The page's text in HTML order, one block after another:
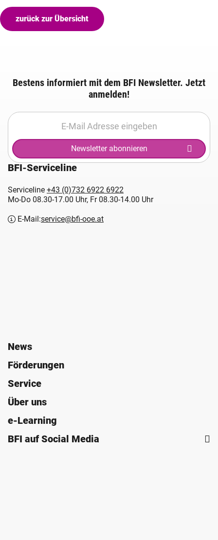
zurück zur Übersicht
Bestens informiert mit dem BFI Newsletter. Jetzt
anmelden!
Newsletter abonnieren
BFI-Serviceline
Serviceline +43 (0)732 6922 6922
Mo-Do 08.30-17.00 Uhr, Fr 08.30-14.00 Uhr
E-Mail:service@bfi-ooe.at
News
Förderungen
Service
Über uns
e-Learning
BFI auf Social Media